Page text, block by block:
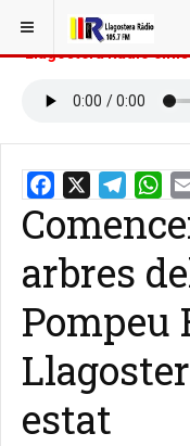
ESTÀS AQUÍ: INICI
Llagostera Ràdio
arbres
Pompeu
estat